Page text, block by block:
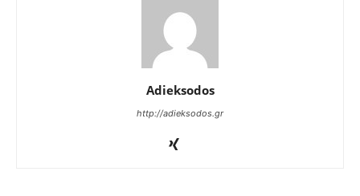
Adieksodos
http://adieksodos.gr